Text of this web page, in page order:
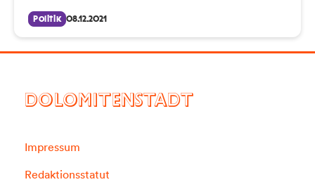
Politik 08.12.2021
DOLOMITENSTADT
Impressum
Redaktionsstatut